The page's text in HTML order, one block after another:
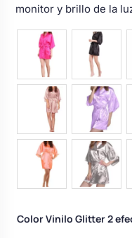
monitor y brillo de la
Color Vinilo Glitter 2